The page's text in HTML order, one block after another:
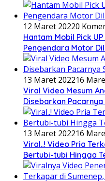
12 Maret 20220
Hantam Mobil Pick
Pengendara Motor
13 Maret 202216
Viral Video Mesum
Disebarkan Pacarnya
13 Maret 202216
Viral..! Video Pria
Bertubi-tubi Hingga